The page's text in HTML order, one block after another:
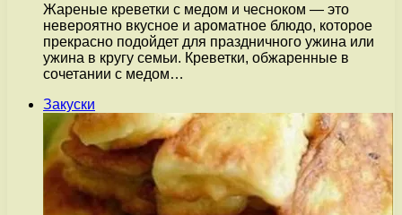
Жареные креветки с медом и чесноком — это
невероятно вкусное и ароматное блюдо, которое
прекрасно подойдет для праздничного ужина или
ужина в кругу семьи. Креветки, обжаренные в
сочетании с медом…
Закуски